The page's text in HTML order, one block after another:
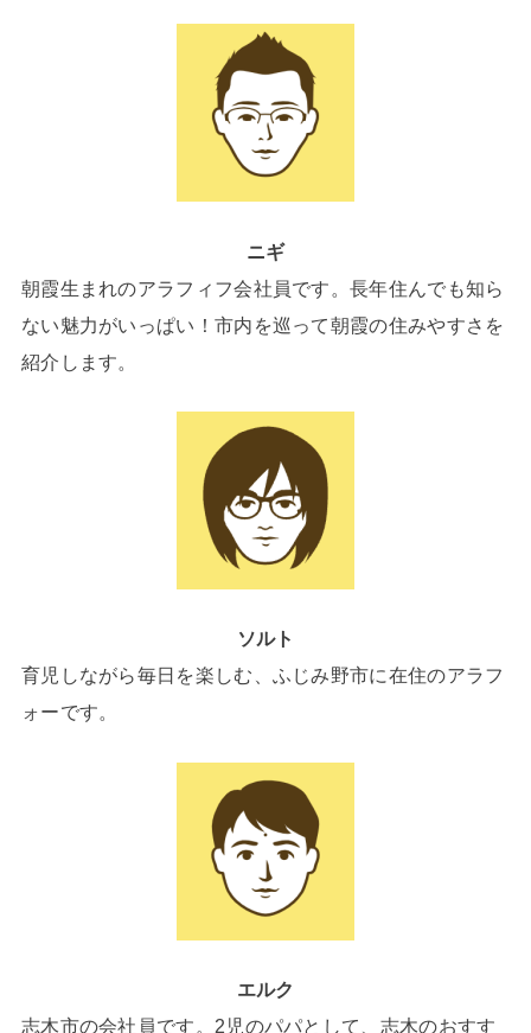
ニギ
朝霞生まれのアラフィフ会社員です。長年住んでも知ら
ない魅力がいっぱい！市内を巡って朝霞の住みやすさを
紹介します。
ソルト
育児しながら毎日を楽しむ、ふじみ野市に在住のアラフ
ォーです。
エルク
志木市の会社員です。2児のパパとして、志木のおすす